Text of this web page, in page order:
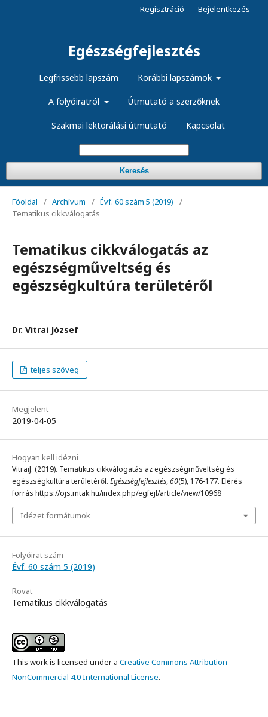
Egészségfejlesztés
Legfrissebb lapszám Korábbi lapszámok
A folyóiratról Útmutató a szerzőknek
Szakmai lektorálási útmutató Kapcsolat
Keresés
Regisztráció Bejelentkezés
Főoldal / Archívum / Évf. 60 szám 5 (2019)
/
Tematikus cikkválogatás
Tematikus cikkválogatás az
egészségműveltség és
egészségkultúra területéről
Dr. Vitrai József
teljes szöveg
Megjelent
2019-04-05
Hogyan kell idézni
VitraiJ. (2019). Tematikus cikkválogatás az egészségműveltség és
egészségkultúra területéről. Egészségfejlesztés,60(5), 176-177. Elérés
forrás https://ojs.mtak.hu/index.php/egfejl/article/view/10968
Idézet formátumok
Folyóirat szám
Évf. 60 szám 5 (2019)
Rovat
Tematikus cikkválogatás
This work is licensed under a Creative Commons Attribution-
NonCommercial 4.0 International License.